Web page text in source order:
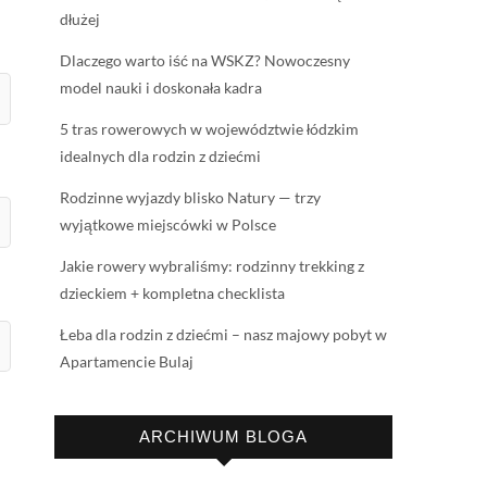
dłużej
Dlaczego warto iść na WSKZ? Nowoczesny
model nauki i doskonała kadra
5 tras rowerowych w województwie łódzkim
idealnych dla rodzin z dziećmi
Rodzinne wyjazdy blisko Natury — trzy
wyjątkowe miejscówki w Polsce
Jakie rowery wybraliśmy: rodzinny trekking z
dzieckiem + kompletna checklista
Łeba dla rodzin z dziećmi – nasz majowy pobyt w
Apartamencie Bulaj
ARCHIWUM BLOGA